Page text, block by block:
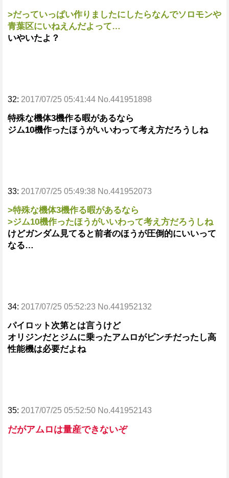
>だっていっぱい作りましたにしたらなんでソロモンや
青葉区にいねえんだよって…
いやいたよ？
32: 2017/07/25 05:41:44 No.441951898
特殊な機体3機作る暇があるなら
ジム10機作ったほうがいいわって考え方だろうしね
33: 2017/07/25 05:49:38 No.441952073
>特殊な機体3機作る暇があるなら
>ジム10機作ったほうがいいわって考え方だろうしね
けどガンダム見てると前者のほうが圧倒的にいいって
なる…
34: 2017/07/25 05:52:23 No.441952132
パイロット次第とは言うけど
オリジンだとジムに乗ったアムロがピンチだったし高
性能機は必要だよね
35: 2017/07/25 05:52:50 No.441952143
だがアムロは量産できないぞ